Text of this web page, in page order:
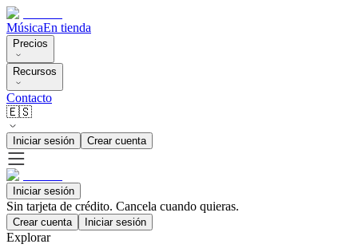
MúsicaEn tienda
Precios
Recursos
Contacto
🇪🇸
Iniciar sesión Crear cuenta
Iniciar sesión
Sin tarjeta de crédito. Cancela cuando quieras.
Crear cuenta Iniciar sesión
Explorar